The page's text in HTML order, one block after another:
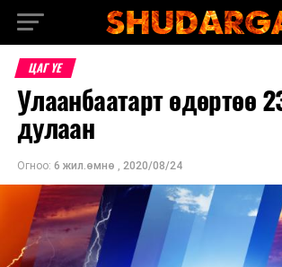
ЦАГ ҮЕ
Улаанбаатарт өдөртөө
дулаан
Огноо: 6 жил.өмнө , 2020/08/24